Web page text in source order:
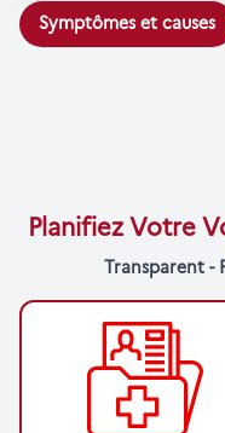
Symptômes et causes
Planifiez Votre
Transparent -